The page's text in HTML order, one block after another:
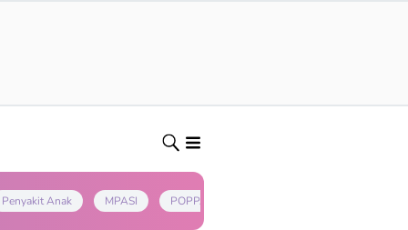
Penyakit Anak MPASI POPPAPA